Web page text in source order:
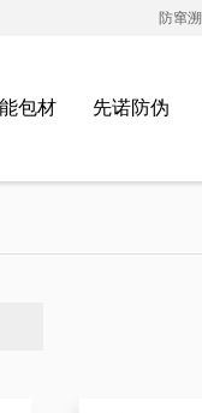
防窜
包材 先诺防伪